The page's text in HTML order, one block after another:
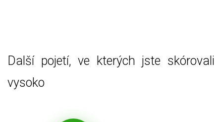
Další pojetí, ve kterých jste skórovali
vysoko